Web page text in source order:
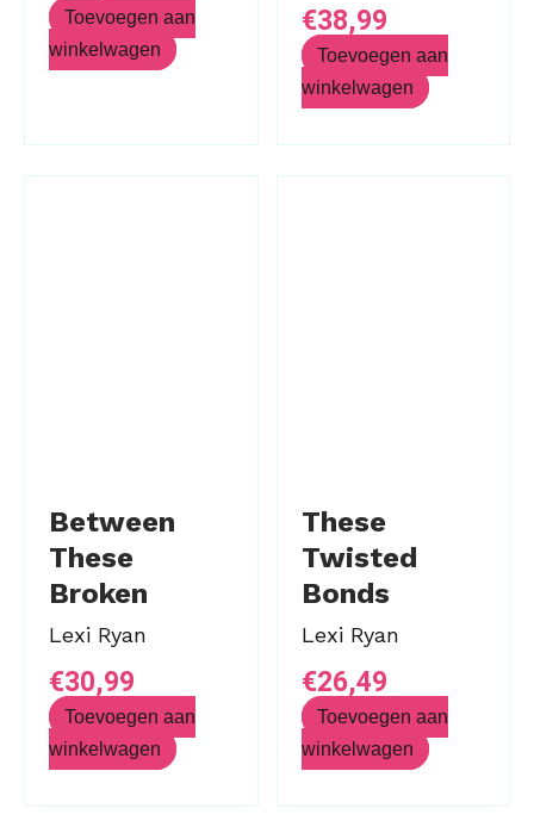
Toevoegen aan
winkelwagen
€38,99
Toevoegen aan
winkelwagen
Between
These
Broken
Hearts
Lexi Ryan
€30,99
Toevoegen aan
winkelwagen
These
Twisted
Bonds
Lexi Ryan
€26,49
Toevoegen aan
winkelwagen